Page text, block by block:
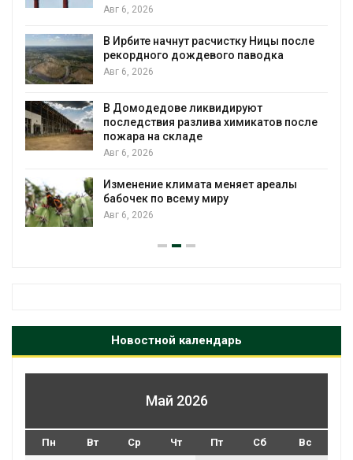
Авг 6, 2026
В Ирбите начнут расчистку Ницы после
рекордного дождевого паводка
Авг 6, 2026
В Домодедове ликвидируют
последствия разлива химикатов после
пожара на складе
Авг 6, 2026
Изменение климата меняет ареалы
бабочек по всему миру
Авг 6, 2026
Новостной календарь
Май 2026
Пн Вт Ср Чт Пт Сб Вс